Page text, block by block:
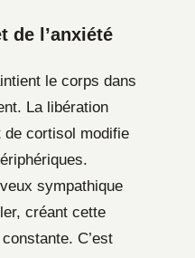
de l’anxiété
le corps dans
La libération
de cortisol modifie
sympathique
créant cette
C’est